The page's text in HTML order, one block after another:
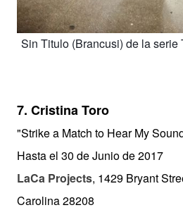
Sin Titulo (Brancusi) de la serie
7. Cristina Toro
"Strike a Match to Hear My
Hasta el 30 de Junio de 2017
LaCa Projects, 1429 Bryant
Carolina 28208